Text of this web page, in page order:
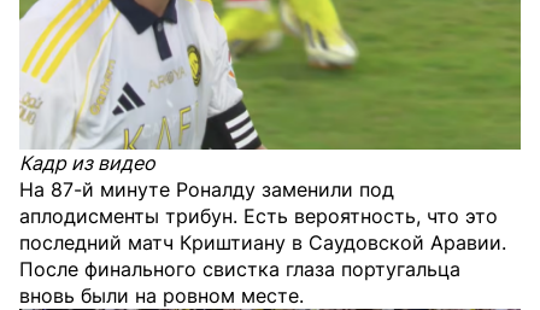
Кадр из видео
На 87-й минуте Роналду заменили под
аплодисменты трибун. Есть вероятность, что это
последний матч Криштиану в Саудовской Аравии.
После финального свистка глаза португальца
вновь были на ровном месте.